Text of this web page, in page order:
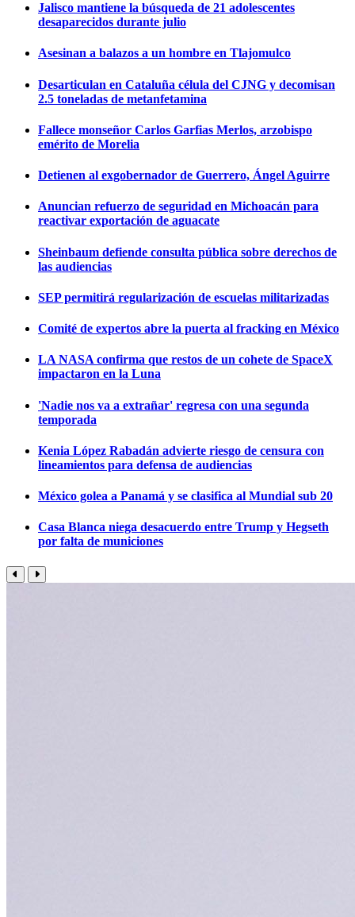
Jalisco mantiene la búsqueda de 21 adolescentes
desaparecidos durante julio
Asesinan a balazos a un hombre en Tlajomulco
Desarticulan en Cataluña célula del CJNG y decomisan
2.5 toneladas de metanfetamina
Fallece monseñor Carlos Garfias Merlos, arzobispo
emérito de Morelia
Detienen al exgobernador de Guerrero, Ángel Aguirre
Anuncian refuerzo de seguridad en Michoacán para
reactivar exportación de aguacate
Sheinbaum defiende consulta pública sobre derechos de
las audiencias
SEP permitirá regularización de escuelas militarizadas
Comité de expertos abre la puerta al fracking en México
LA NASA confirma que restos de un cohete de SpaceX
impactaron en la Luna
'Nadie nos va a extrañar' regresa con una segunda
temporada
Kenia López Rabadán advierte riesgo de censura con
lineamientos para defensa de audiencias
México golea a Panamá y se clasifica al Mundial sub 20
Casa Blanca niega desacuerdo entre Trump y Hegseth
por falta de municiones